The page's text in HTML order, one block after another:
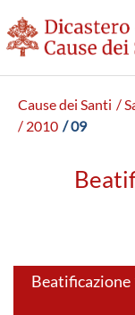
Cause dei Santi /
/ 2010 / 09